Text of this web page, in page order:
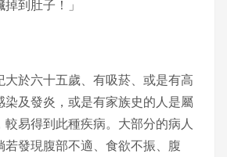
到肚子！」
大於六十五歲、有吸菸、或是有高
染及發炎，或是有家族史的人是屬
較易得到此種疾病。大部分的病人
若發現腹部不適、食欲不振、腹